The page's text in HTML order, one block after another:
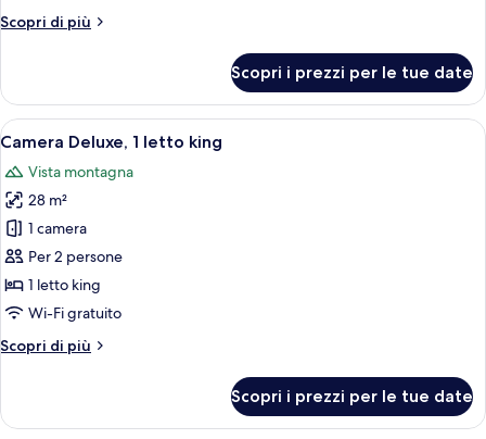
Scopri di più
Altri
Deluxe
(Partial
View)
Scopri i prezzi per le tue date
Apri
tutte
le
foto
per
Camera
Deluxe,
1
king
Una camera da letto con un letto
6
Camera Deluxe, 1 letto king
Vista montagna
28 m²
1 camera
Per 2 persone
1 letto king
Wi-Fi gratuito
Scopri di più
Altri
Deluxe,
Scopri i prezzi per le tue date